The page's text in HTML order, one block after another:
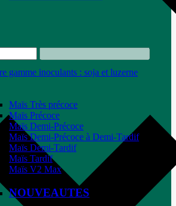
gamme inoculants : soja et luzerne
Maïs Très précoce
Maïs Précoce
Maïs Demi-Précoce
Maïs Demi-Précoce à Demi-Tardif
Maïs Demi-Tardif
Maïs Tardif
Maïs V2 Max
NOUVEAUTES